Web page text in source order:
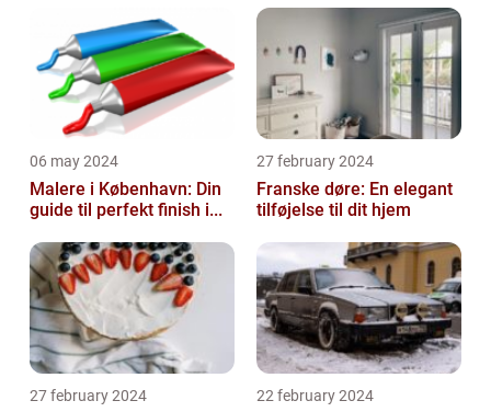
06 may 2024
Malere i København: Din
guide til perfekt finish i...
27 february 2024
Franske døre: En elegant
tilføjelse til dit hjem
27 february 2024 22 february 2024